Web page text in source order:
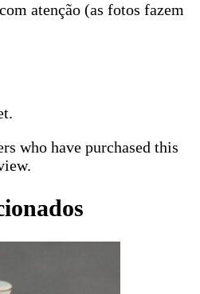
atenção (as fotos fazem
who have purchased this